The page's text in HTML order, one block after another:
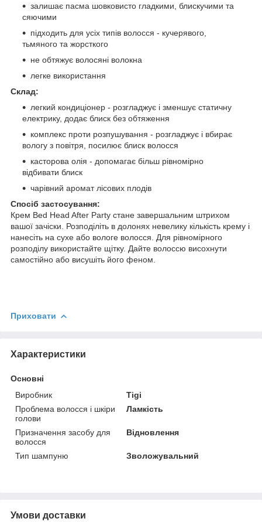
залишає пасма шовковисто гладкими, блискучими та
сяючими
підходить для усіх типів волосся - кучерявого,
тьмяного та жорсткого
не обтяжує волосяні волокна
легке використання
Склад:
легкий кондиціонер - розгладжує і зменшує статичну
електрику, додає блиск без обтяження
комплекс проти розпушування - розгладжує і вбирає
вологу з повітря, посилює блиск волосся
касторова олія - ​​допомагає більш рівномірно
відбивати блиск
чарівний аромат лісових плодів
Спосіб застосування:
Крем Bed Head After Party стане завершальним штрихом
вашої зачіски. Розподіліть в долонях невелику кількість крему і
нанесіть на сухе або вологе волосся. Для рівномірного
розподілу використайте щітку. Дайте волоссю висохнути
самостійно або висушіть його феном.
Приховати
Характеристики
Основні
Виробник
Tigi
Проблема волосся і шкіри
голови
Ламкість
Призначення засобу для
волосся
Відновлення
Тип шампуню Зволожувальний
Умови доставки